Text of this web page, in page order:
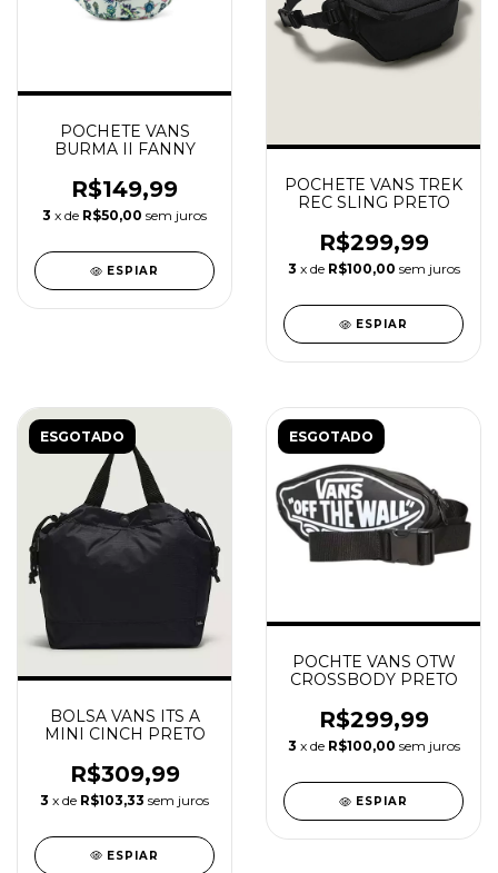
POCHETE VANS
BURMA II FANNY
R$149,99
3 x de R$50,00 sem juros
ESPIAR
POCHETE VANS TREK
REC SLING PRETO
R$299,99
3 x de R$100,00 sem juros
ESPIAR
ESGOTADO
BOLSA VANS ITS A
MINI CINCH PRETO
R$309,99
3 x de R$103,33 sem juros
ESPIAR
ESGOTADO
POCHTE VANS OTW
CROSSBODY PRETO
R$299,99
3 x de R$100,00 sem juros
ESPIAR